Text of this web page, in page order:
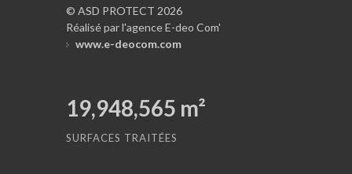
© ASD PROTECT 2026
Réalisé par l'agence E-deo Com'
www.e-deocom.com
19,948,565 m²
SURFACES TRAITÉES